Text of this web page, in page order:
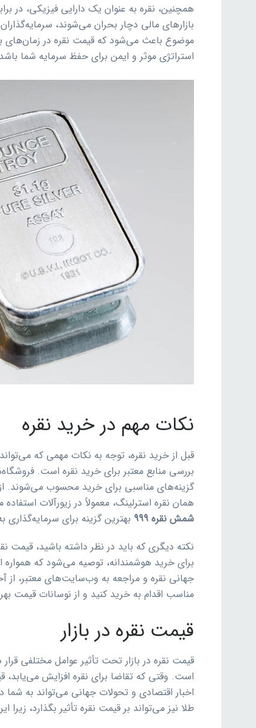
همچنین، نقره به عنوان یک دارایی فیزیکی، در
بازارهای مالی دچار بحران می‌شوند،
موضوع باعث می‌شود که قیمت نقره در زمان‌های
استراتژی موثر و ایمن برای حفظ سرمایه شما
نکات مهم در خرید نقره
قبل از خرید نقره، توجه به نکات مهمی که
بررسی منابع معتبر برای خرید نقره است.
گزینه‌های مناسبی برای خرید محسوب می‌شوند. از
همان نقره استرلینگ، معمولاً در زیورآلات
شمش نقره 999
بهترین گزینه برای سرمایه‌گذاری
نکته دیگری که باید در نظر داشته باشید، قیمت
برای خرید هوشمندانه، توصیه می‌شود که همواره
جهانی نقره و مراجعه به وب‌سایت‌های معتبر، از
مناسب اقدام به خرید کنید و از نوسانات قیمت
قیمت نقره در بازار
قیمت نقره در بازار تحت تأثیر عوامل مختلفی
است. وقتی که تقاضا برای نقره افزایش
اخبار اقتصادی و تحولات جهانی می‌تواند به شما
طلا نیز می‌تواند بر قیمت نقره تأثیر بگذارد،